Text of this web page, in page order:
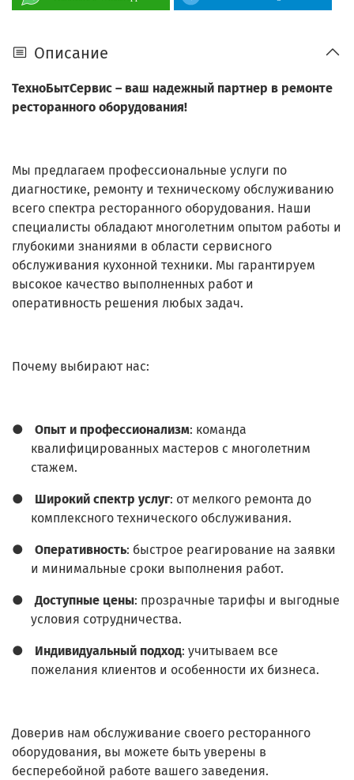
Описание
ТехноБытСервис – ваш надежный партнер в ремонте
ресторанного оборудования!
Мы предлагаем профессиональные услуги по
диагностике, ремонту и техническому обслуживанию
всего спектра ресторанного оборудования. Наши
специалисты обладают многолетним опытом работы и
глубокими знаниями в области сервисного
обслуживания кухонной техники. Мы гарантируем
высокое качество выполненных работ и
оперативность решения любых задач.
Почему выбирают нас:
● Опыт и профессионализм: команда
квалифицированных мастеров с многолетним
стажем.
● Широкий спектр услуг: от мелкого ремонта до
комплексного технического обслуживания.
● Оперативность: быстрое реагирование на заявки
и минимальные сроки выполнения работ.
● Доступные цены: прозрачные тарифы и выгодные
условия сотрудничества.
● Индивидуальный подход: учитываем все
пожелания клиентов и особенности их бизнеса.
Доверив нам обслуживание своего ресторанного
оборудования, вы можете быть уверены в
бесперебойной работе вашего заведения.